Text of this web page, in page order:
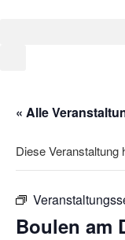
« Alle
Diese Veranstaltung
Boulen am